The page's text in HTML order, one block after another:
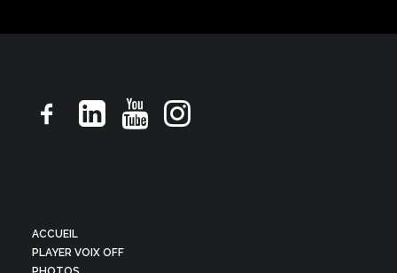
ACCUEIL
PLAYER VOIX OFF